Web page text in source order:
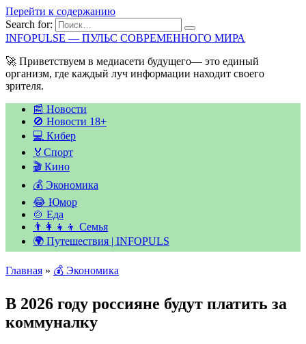
Перейти к содержанию
Search for:
INFOPULSE — ПУЛЬС СОВРЕМЕННОГО МИРА
🚀 Приветствуем в медиасети будущего— это единый
организм, где каждый луч информации находит своего
зрителя.
📰 Новости
🚫 Новости 18+
💻 Кибер
🏅Спорт
🎬 Кино
💰 Экономика
😂 Юмор
🍲 Еда
👨‍👩‍👧‍👦 Семья
🌍 Путешествия | INFOPULS
Главная » 💰 Экономика
В 2026 году россияне будут платить за
коммуналку